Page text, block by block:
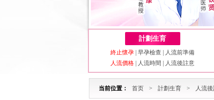
計劃生育
終止懷孕 早孕檢查
人流前準備
人流價格
人流時間 人流後註意
当前位置： 首页 > 計劃生育 > 人流